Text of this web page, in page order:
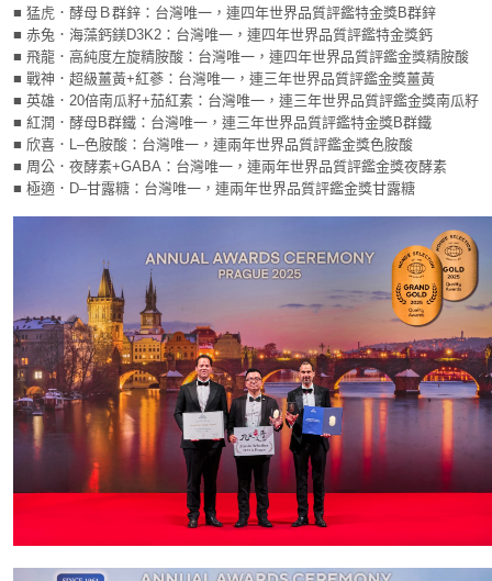
■ 猛虎．酵母Ｂ群鋅：台灣唯一，連四年世界品質評鑑特金獎B群鋅
■ 赤兔．海藻鈣鎂D3K2：台灣唯一，連四年世界品質評鑑特金獎鈣
■ 飛龍．高純度左旋精胺酸：台灣唯一，連四年世界品質評鑑金獎精胺酸
■ 戰神．超級薑黃+紅蔘：台灣唯一，連三年世界品質評鑑金獎薑黃
■ 英雄．20倍南瓜籽+茄紅素：台灣唯一，連三年世界品質評鑑金獎南瓜籽
■ 紅潤．酵母B群鐵：台灣唯一，連三年世界品質評鑑特金獎B群鐵
■ 欣喜．L–色胺酸：台灣唯一，連兩年世界品質評鑑金獎色胺酸
■ 周公．夜酵素+GABA：台灣唯一，連兩年世界品質評鑑金獎夜酵素
■ 極適．D–甘露糖：台灣唯一，連兩年世界品質評鑑金獎甘露糖